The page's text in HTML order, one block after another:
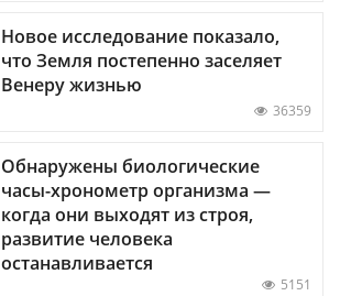
Новое исследование показало,
что Земля постепенно заселяет
Венеру жизнью
36359
Обнаружены биологические
часы-хронометр организма —
когда они выходят из строя,
развитие человека
останавливается
5151